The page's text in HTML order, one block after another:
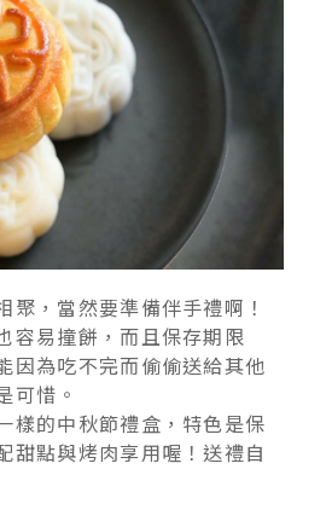
聚，當然要準備伴手禮啊！
容易撞餅，而且保存期限
因為吃不完而偷偷送給其他
可惜。
樣的中秋節禮盒，特色是保
甜點與烤肉享用喔！送禮自